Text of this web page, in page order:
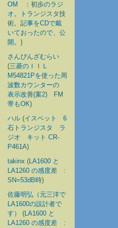
OM ：初歩のラジ
オ。トランジスタ技
術。記事をCDで戴
いておったので、公
開。 )
さんぴんざむらい
(三菱のＩＩＬ
M54821Pを使った周
波数カウンターの
表示改善(案2) FM
帯もOK)
ハル (イスペット 6
石トランジスタ ラ
ジオ キット CR-
P461A)
takinx (LA1600 と
LA1260 の感度差 :
SN=53dB時)
佐藤明弘（元三洋で
LA1600の設計者で
す）
(LA1600 と
LA1260 の感度差 :